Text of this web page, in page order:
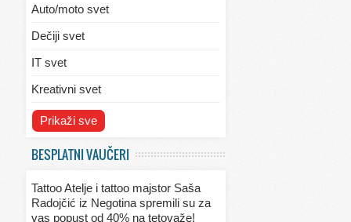
Auto/moto svet
Dečiji svet
IT svet
Kreativni svet
Svet ekologije
Svet kulinarstva
Prikaži sve
BESPLATNI VAUČERI
Tattoo Atelje i tattoo majstor Saša
Radojčić iz Negotina spremili su za
vas popust od 40% na tetovaže!